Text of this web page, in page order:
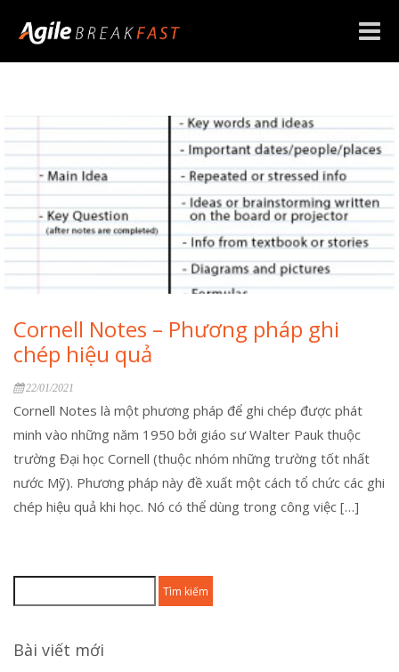
Toggle
Cornell Notes – Phương pháp ghi
chép hiệu quả
22/01/2021
Cornell Notes là một phương pháp để ghi chép được phát
minh vào những năm 1950 bởi giáo sư Walter Pauk thuộc
trường Đại học Cornell (thuộc nhóm những trường tốt nhất
nước Mỹ). Phương pháp này đề xuất một cách tổ chức các ghi
chép hiệu quả khi học. Nó có thể dùng trong công việc […]
kiếm
Bài viết mới